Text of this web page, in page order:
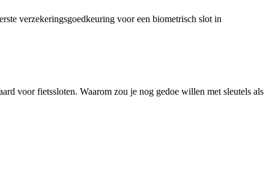
verzekeringsgoedkeuring voor een biometrisch slot in
voor fietssloten. Waarom zou je nog gedoe willen met sleutels als